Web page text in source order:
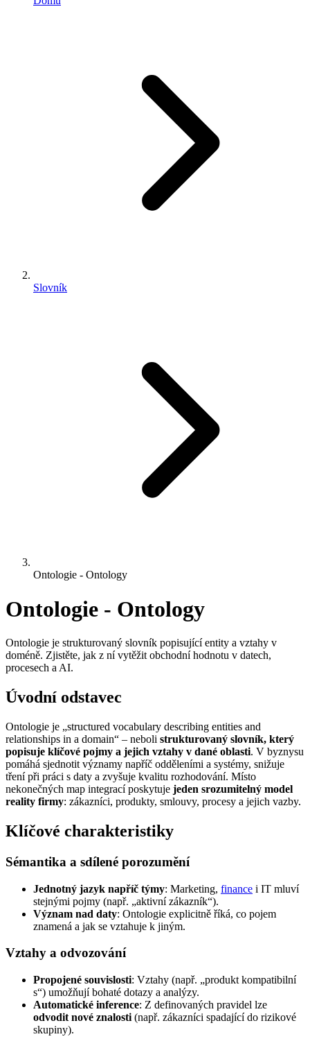
Slovník
Ontologie - Ontology
Ontologie - Ontology
Ontologie je strukturovaný slovník popisující entity a vztahy v
doméně. Zjistěte, jak z ní vytěžit obchodní hodnotu v datech,
procesech a AI.
Úvodní odstavec
Ontologie je „structured vocabulary describing entities and
relationships in a domain“ – neboli strukturovaný slovník, který
popisuje klíčové pojmy a jejich vztahy v dané oblasti. V byznysu
pomáhá sjednotit významy napříč odděleními a systémy, snižuje
tření při práci s daty a zvyšuje kvalitu rozhodování. Místo
nekonečných map integrací poskytuje jeden srozumitelný model
reality firmy: zákazníci, produkty, smlouvy, procesy a jejich vazby.
Klíčové charakteristiky
Sémantika a sdílené porozumění
Jednotný jazyk napříč týmy: Marketing, finance i IT mluví
stejnými pojmy (např. „aktivní zákazník“).
Význam nad daty: Ontologie explicitně říká, co pojem
znamená a jak se vztahuje k jiným.
Vztahy a odvozování
Propojené souvislosti: Vztahy (např. „produkt kompatibilní
s“) umožňují bohaté dotazy a analýzy.
Automatické inference: Z definovaných pravidel lze
odvodit nové znalosti (např. zákazníci spadající do rizikové
skupiny).